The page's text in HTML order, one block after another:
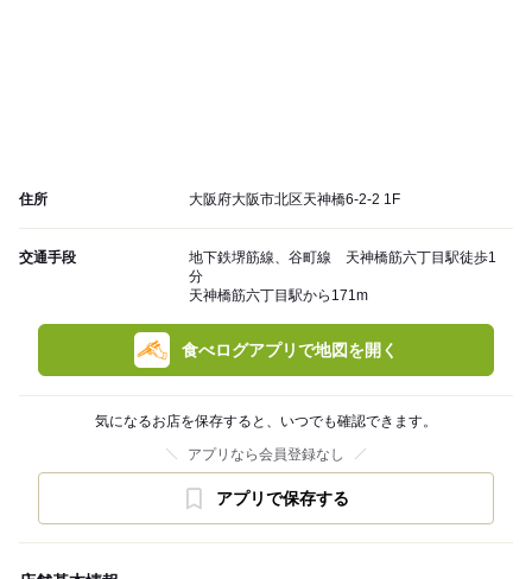
住所 大阪府大阪市北区天神橋6-2-2 1F
交通手段
地下鉄堺筋線、谷町線 天神橋筋六丁目駅徒歩1
分
天神橋筋六丁目駅から171m
食べログアプリで地図を開く
気になるお店を保存すると、いつでも確認できます。
アプリなら会員登録なし
アプリで保存する